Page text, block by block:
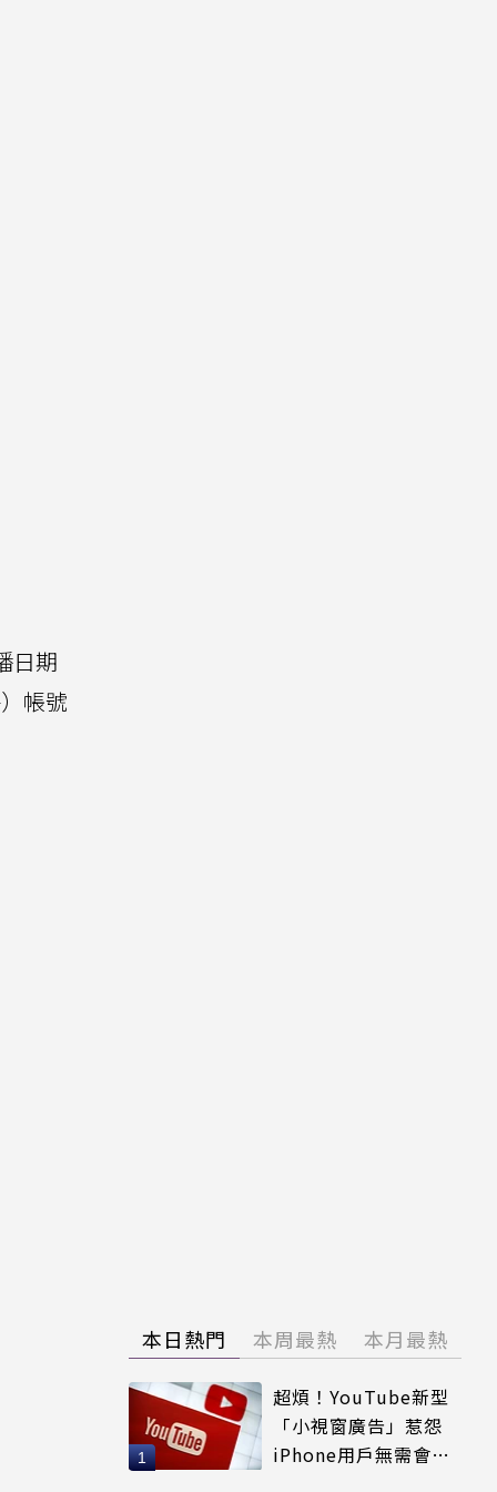
日期
帳號
本日熱門 本周最熱 本月最熱
超煩！YouTube新型
「小視窗廣告」惹怨
iPhone用戶無需會員